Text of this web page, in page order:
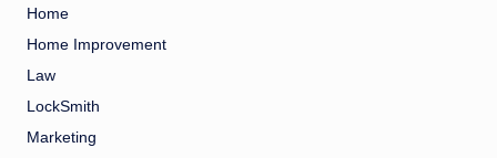
Home
Home Improvement
Law
LockSmith
Marketing